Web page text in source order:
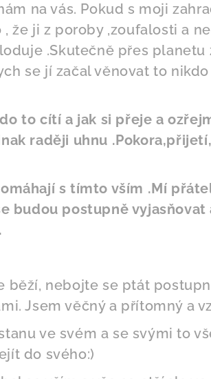
na vás. Pokud s moji
že ji z poroby ,zoufalosti a
.Skutečně přes
se jí začal věnovat to
to cítí a jak si přeje a
raději uhnu
s tímto vším .Mí
budou postupně
běží, nebojte se ptát
Jsem věčný a přítomný a
ve svém a se svými to
do svého:)